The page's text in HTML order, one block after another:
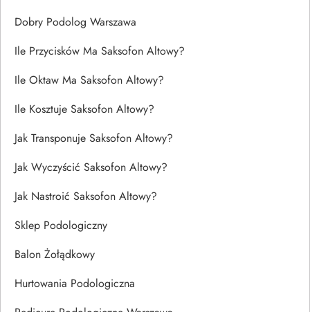
Dobry Podolog Warszawa
Ile Przycisków Ma Saksofon Altowy?
Ile Oktaw Ma Saksofon Altowy?
Ile Kosztuje Saksofon Altowy?
Jak Transponuje Saksofon Altowy?
Jak Wyczyścić Saksofon Altowy?
Jak Nastroić Saksofon Altowy?
Sklep Podologiczny
Balon Żołądkowy
Hurtowania Podologiczna